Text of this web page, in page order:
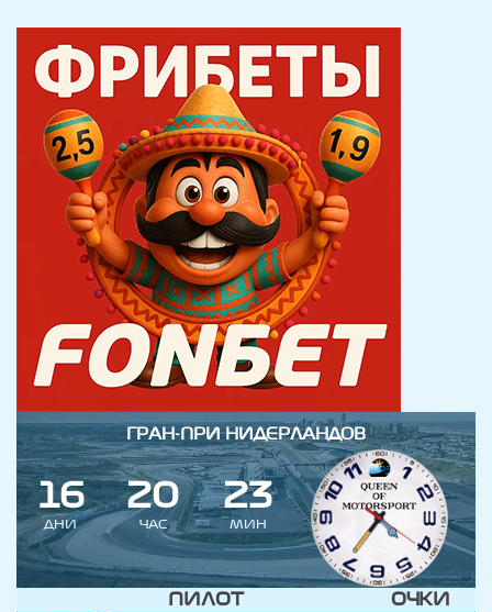
ГРАН-ПРИ НИДЕРЛАНДОВ
16
ДНИ
20
ЧАС
23
МИН
ПИЛОТ ОЧКИ